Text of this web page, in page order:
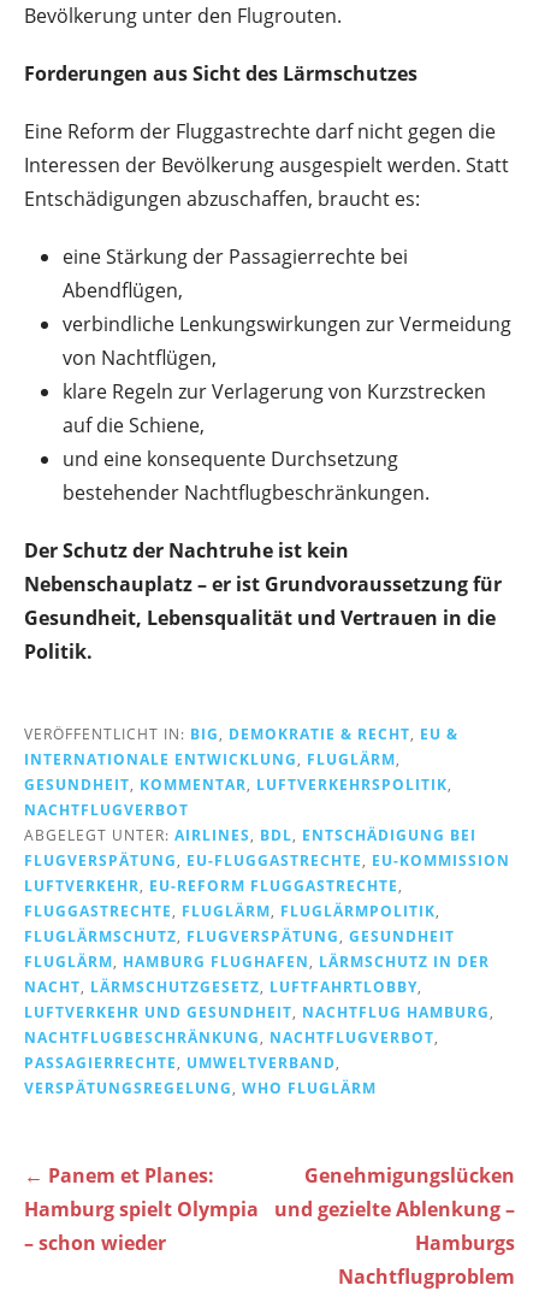
Bevölkerung unter den Flugrouten.
Forderungen aus Sicht des Lärmschutzes
Eine Reform der Fluggastrechte darf nicht gegen die
Interessen der Bevölkerung ausgespielt werden. Statt
Entschädigungen abzuschaffen, braucht es:
eine Stärkung der Passagierrechte bei
Abendflügen,
verbindliche Lenkungswirkungen zur Vermeidung
von Nachtflügen,
klare Regeln zur Verlagerung von Kurzstrecken
auf die Schiene,
und eine konsequente Durchsetzung
bestehender Nachtflugbeschränkungen.
Der Schutz der Nachtruhe ist kein
Nebenschauplatz – er ist Grundvoraussetzung für
Gesundheit, Lebensqualität und Vertrauen in die
Politik.
VERÖFFENTLICHT IN: BIG DEMOKRATIE & RECHT
EU &
INTERNATIONALE ENTWICKLUNG
FLUGLÄRM
GESUNDHEIT
KOMMENTAR LUFTVERKEHRSPOLITIK
NACHTFLUGVERBOT
ABGELEGT UNTER: AIRLINES BDL
ENTSCHÄDIGUNG BEI
FLUGVERSPÄTUNG
EU-FLUGGASTRECHTE
EU-KOMMISSION
LUFTVERKEHR
EU-REFORM FLUGGASTRECHTE
FLUGGASTRECHTE
FLUGLÄRM FLUGLÄRMPOLITIK
FLUGLÄRMSCHUTZ
FLUGVERSPÄTUNG
GESUNDHEIT
FLUGLÄRM
HAMBURG FLUGHAFEN
LÄRMSCHUTZ IN DER
NACHT
LÄRMSCHUTZGESETZ LUFTFAHRTLOBBY
LUFTVERKEHR UND GESUNDHEIT
NACHTFLUG HAMBURG
NACHTFLUGBESCHRÄNKUNG
NACHTFLUGVERBOT
PASSAGIERRECHTE
UMWELTVERBAND
VERSPÄTUNGSREGELUNG
WHO FLUGLÄRM
Beitragsnavigation
← Panem et Planes:
Hamburg spielt Olympia
– schon wieder
Genehmigungslücken
und gezielte Ablenkung –
Hamburgs
Nachtflugproblem